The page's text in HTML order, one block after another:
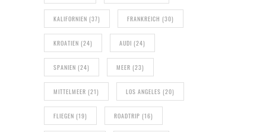
KALIFORNIEN (37) FRANKREICH (30)
KROATIEN (24) AUDI (24)
SPANIEN (24) MEER (23)
MITTELMEER (21) LOS ANGELES (20)
FLIEGEN (19) ROADTRIP (16)